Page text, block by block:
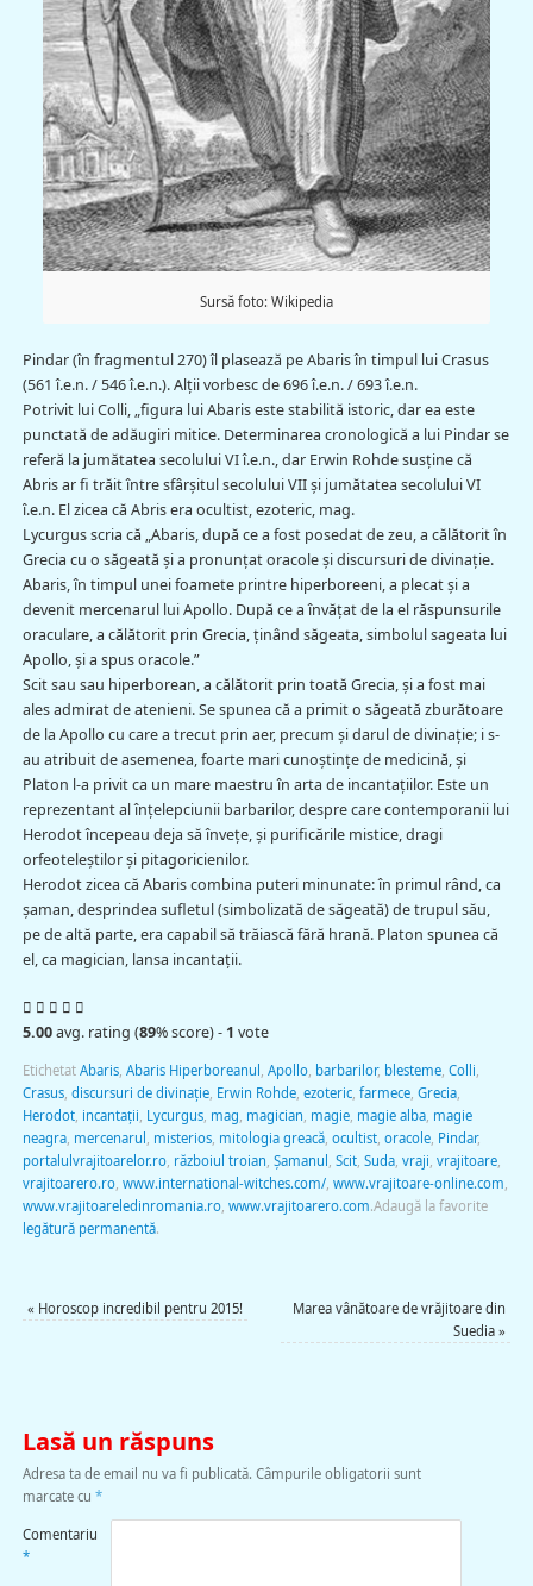
Sursă foto: Wikipedia
Pindar (în fragmentul 270) îl plasează pe Abaris în timpul lui Crasus
(561 î.e.n. / 546 î.e.n.). Alții vorbesc de 696 î.e.n. / 693 î.e.n.
Potrivit lui Colli, „figura lui Abaris este stabilită istoric, dar ea este
punctată de adăugiri mitice. Determinarea cronologică a lui Pindar se
referă la jumătatea secolului VI î.e.n., dar Erwin Rohde susţine că
Abris ar fi trăit între sfârşitul secolului VII şi jumătatea secolului VI
î.e.n. El zicea că Abris era ocultist, ezoteric, mag.
Lycurgus scria că „Abaris, după ce a fost posedat de zeu, a călătorit în
Grecia cu o săgeată și a pronunţat oracole și discursuri de divinație.
Abaris, în timpul unei foamete printre hiperboreeni, a plecat și a
devenit mercenarul lui Apollo. După ce a învățat de la el răspunsurile
oraculare, a călătorit prin Grecia, ţinând săgeata, simbolul sageata lui
Apollo, şi a spus oracole.”
Scit sau sau hiperborean, a călătorit prin toată Grecia, şi a fost mai
ales admirat de atenieni. Se spunea că a primit o săgeată zburătoare
de la Apollo cu care a trecut prin aer, precum și darul de divinație; i s-
au atribuit de asemenea, foarte mari cunoștințe de medicină, și
Platon l-a privit ca un mare maestru în arta de incantațiilor. Este un
reprezentant al înțelepciunii barbarilor, despre care contemporanii lui
Herodot începeau deja să înveţe, și purificările mistice, dragi
orfeoteleştilor și pitagoricienilor.
Herodot zicea că Abaris combina puteri minunate: în primul rând, ca
șaman, desprindea sufletul (simbolizată de săgeată) de trupul său,
pe de altă parte, era capabil să trăiască fără hrană. Platon spunea că
el, ca magician, lansa incantaţii.
5.00avg. rating (89% score) - 1 vote
Etichetat Abaris, Abaris Hiperboreanul , Apollo, barbarilor, blesteme, Colli,
Crasus, discursuri de divinație, Erwin Rohde, ezoteric, farmece, Grecia,
Herodot, incantaţii, Lycurgus, mag, magician, magie, magie alba, magie
neagra, mercenarul , misterios, mitologia greacă, ocultist, oracole, Pindar,
portalulvrajitoarelor.ro, războiul troian, Şamanul , Scit, Suda, vraji, vrajitoare,
vrajitoarero.ro, www.international-witches.com/, www.vrajitoare-online.com,
www.vrajitoareledinromania.ro, www.vrajitoarero.com.Adaugă la favorite
legătură permanentă.
« Horoscop incredibil pentru 2015!
Marea vânătoare de vrăjitoare din
Suedia»
Lasă un răspuns
Adresa ta de email nu va fi publicată. Câmpurile obligatorii sunt
marcate cu *
Comentariu
*